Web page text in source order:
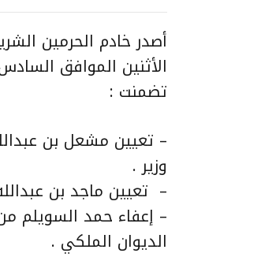
أصدر خادم الحرمين
تضمنت :
– تعيين مشعل بن
وزير .
– تعيين ماجد بن
– إعفاء حمد السويلم
الديوان الملكي .